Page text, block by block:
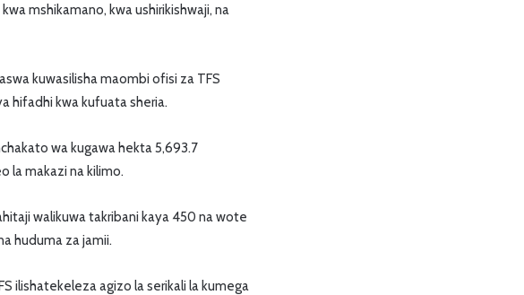
mshikamano, kwa ushirikishwaji, na
kuwasilisha maombi ofisi za TFS
hifadhi kwa kufuata sheria.
wa kugawa hekta 5,693.7
la makazi na kilimo.
walikuwa takribani kaya 450 na wote
huduma za jamii.
ilishatekeleza agizo la serikali la kumega